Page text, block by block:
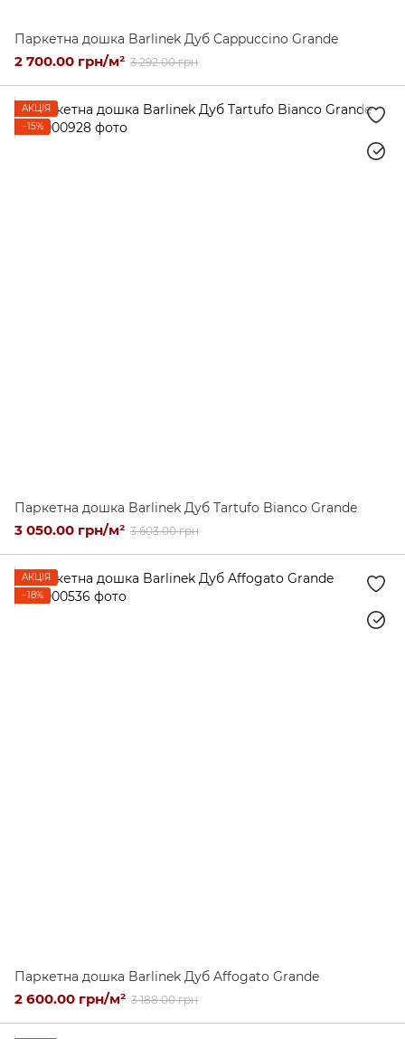
Паркетна дошка Barlinek Дуб Cappuccino Grande
2 700.00 грн/м² 3 292.00 грн
АКЦІЯ
−15%
Паркетна дошка Barlinek Дуб Tartufo Bianco Grande
3 050.00 грн/м² 3 603.00 грн
АКЦІЯ
−18%
Паркетна дошка Barlinek Дуб Affogato Grande
2 600.00 грн/м² 3 188.00 грн